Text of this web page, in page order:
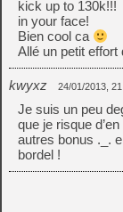
kick up to 130k!!!
in your face!
Bien cool ca
Allé un petit
kwyxz 24/01/2013,
Je suis un peu
que je risque
autres bonus ._.
bordel !